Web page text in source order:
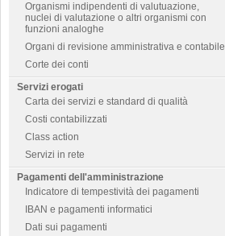
Organismi indipendenti di valutuazione,
nuclei di valutazione o altri organismi con
funzioni analoghe
Organi di revisione amministrativa e contabile
Corte dei conti
Servizi erogati
Carta dei servizi e standard di qualità
Costi contabilizzati
Class action
Servizi in rete
Pagamenti dell'amministrazione
Indicatore di tempestività dei pagamenti
IBAN e pagamenti informatici
Dati sui pagamenti